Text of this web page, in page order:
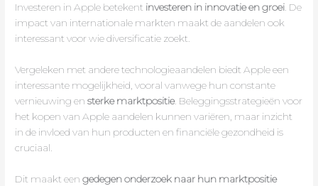
Investeren in Apple betekent investeren in innovatie en groei . De
impact van internationale markten maakt de aandelen ook
interessant voor wie diversificatie zoekt.
Vergeleken met andere technologieaandelen biedt Apple een
interessante mogelijkheid, vooral vanwege hun constante
vernieuwing ensterke marktpositie. Beleggingsstrategieën voor
het kopen van Apple aandelen kunnen variëren, maar inzicht
in de invloed van hun producten en financiële gezondheid is
cruciaal.
Dit maakt eengedegen onderzoek naar hun marktpositie